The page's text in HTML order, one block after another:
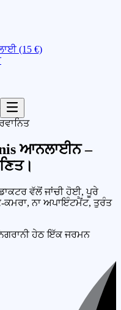
(15 €)
ਆਨਲਾਈਨ –
ਵੱਲੋਂ ਜਾਂਚੀ ਹੋਈ, ਪੂਰੇ
ਕਮਰਾ, ਨਾ ਅਪਾਇੰਟਮੈਂਟ, ਤੁਰੰਤ
ਹੇਠ ਇੱਕ ਜਰਮਨ